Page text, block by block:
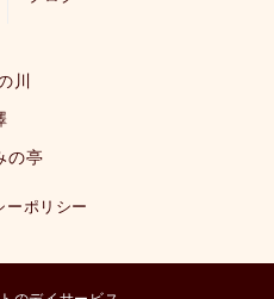
川
の亭
ーポリシー